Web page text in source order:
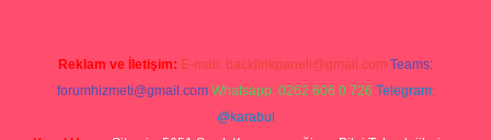
Reklam ve İletişim: E-mail: backlinkpaneli@gmail.com Teams:
forumhizmeti@gmail.com Whatsapp: 0262 606 0 726 Telegram:
@karabul